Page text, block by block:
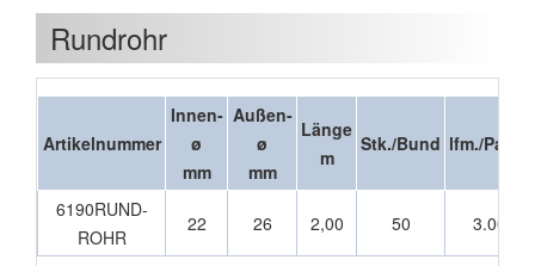
Rundrohr
Artikelnummer
Innen-
ø
mm
Außen-
ø
mm
Länge
m
Stk./Bund lfm./
6190RUND-
ROHR
22 26 2,00 50 3.000